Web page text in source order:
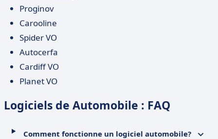
Proginov
Carooline
Spider VO
Autocerfa
Cardiff VO
Planet VO
Logiciels de Automobile : FAQ
Comment fonctionne un logiciel automobile?